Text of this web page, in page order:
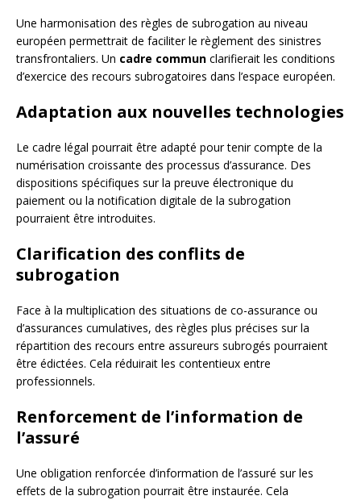
Une harmonisation des règles de subrogation au niveau
européen permettrait de faciliter le règlement des sinistres
transfrontaliers. Un cadre commun clarifierait les conditions
d’exercice des recours subrogatoires dans l’espace européen.
Adaptation aux nouvelles technologies
Le cadre légal pourrait être adapté pour tenir compte de la
numérisation croissante des processus d’assurance. Des
dispositions spécifiques sur la preuve électronique du
paiement ou la notification digitale de la subrogation
pourraient être introduites.
Clarification des conflits de
subrogation
Face à la multiplication des situations de co-assurance ou
d’assurances cumulatives, des règles plus précises sur la
répartition des recours entre assureurs subrogés pourraient
être édictées. Cela réduirait les contentieux entre
professionnels.
Renforcement de l’information de
l’assuré
Une obligation renforcée d’information de l’assuré sur les
effets de la subrogation pourrait être instaurée. Cela